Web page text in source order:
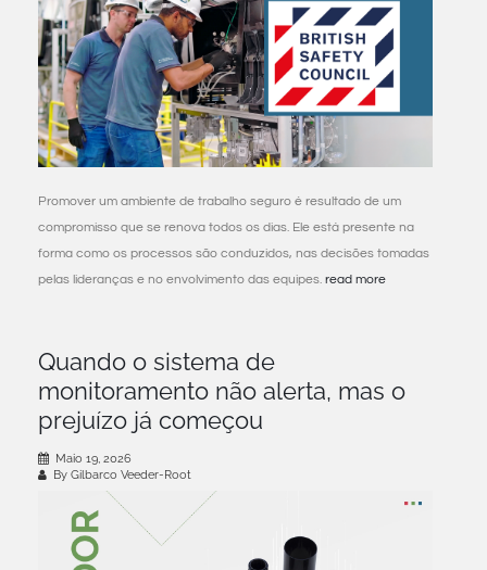
Promover um ambiente de trabalho seguro é resultado de um
compromisso que se renova todos os dias. Ele está presente na
forma como os processos são conduzidos, nas decisões tomadas
pelas lideranças e no envolvimento das equipes. read more
Quando o sistema de
monitoramento não alerta, mas o
prejuízo já começou
Maio 19, 2026
By Gilbarco Veeder-Root